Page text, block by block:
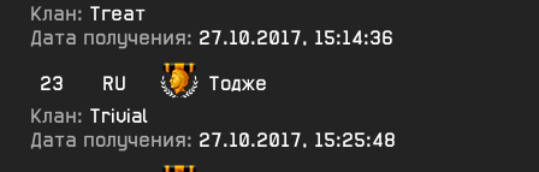
Клан: Тгеат
Дата получения: 27.10.2017, 15:14:36
23
RU
Тодже
Клан: Trivial
Дата получения: 27.10.2017, 15:25:48